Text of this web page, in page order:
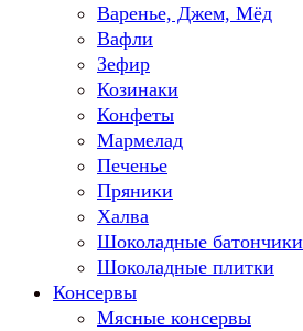
Варенье, Джем, Мёд
Вафли
Зефир
Козинаки
Конфеты
Мармелад
Печенье
Пряники
Халва
Шоколадные батончики
Шоколадные плитки
Консервы
Мясные консервы